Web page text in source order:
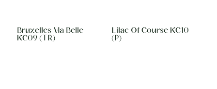
Bruxelles Ma Belle
KC09 (TR)
Lilac Of Course KC10
(P)